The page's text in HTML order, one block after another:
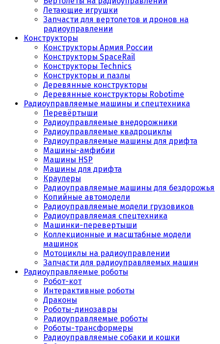
Летающие игрушки
Запчасти для вертолетов и дронов на
радиоуправлении
Конструкторы
Конструкторы Армия России
Конструкторы SpaceRail
Конструкторы Technics
Конструкторы и пазлы
Деревянные конструкторы
Деревянные конструкторы Robotime
Радиоуправляемые машины и спецтехника
Перевёртыши
Радиоуправляемые внедорожники
Радиоуправляемые квадроциклы
Радиоуправляемые машины для дрифта
Машины-амфибии
Машины HSP
Машины для дрифта
Краулеры
Радиоуправляемые машины для бездорожья
Копийные автомодели
Радиоуправляемые модели грузовиков
Радиоуправляемая спецтехника
Машинки-перевертыши
Коллекционные и масштабные модели
машинок
Мотоциклы на радиоуправлении
Запчасти для радиоуправляемых машин
Радиоуправляемые роботы
Робот-кот
Интерактивные роботы
Драконы
Роботы-динозавры
Радиоуправляемые роботы
Роботы-трансформеры
Радиоуправляемые собаки и кошки